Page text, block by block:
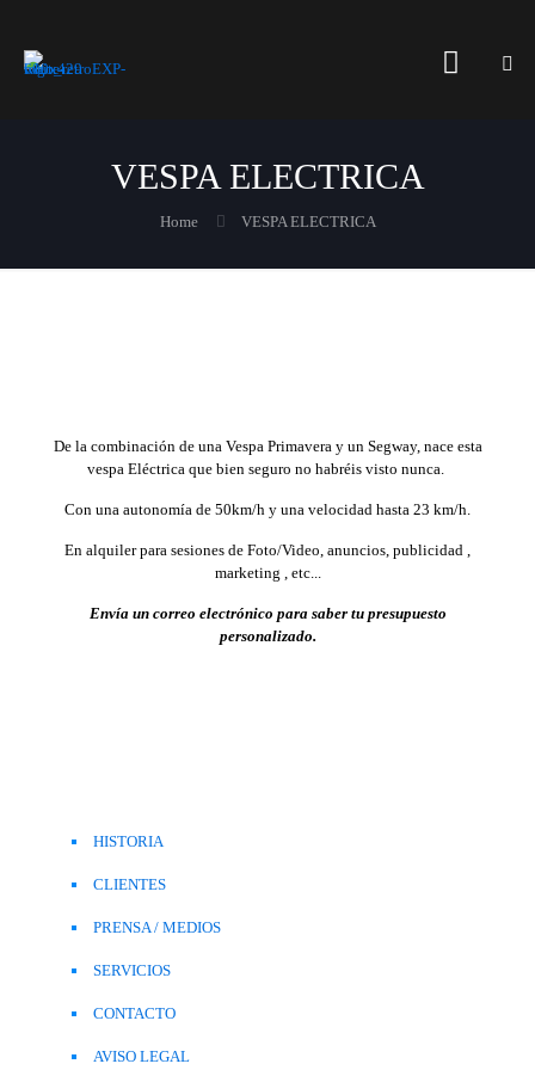
VESPA ELECTRICA
Home VESPA ELECTRICA
De la combinación de una Vespa Primavera y un Segway, nace esta
vespa Eléctrica que bien seguro no habréis visto nunca.
Con una autonomía de 50km/h y una velocidad hasta 23 km/h.
En alquiler para sesiones de Foto/Video, anuncios, publicidad ,
marketing , etc...
Envíaun correo electrónico para saber tu presupuesto
personalizado.
HISTORIA
CLIENTES
PRENSA / MEDIOS
SERVICIOS
CONTACTO
AVISO LEGAL